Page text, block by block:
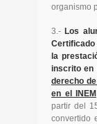
organismo
3.- Los
Certificado
la
inscrito en
derecho
en el INEM
partir del
convertido